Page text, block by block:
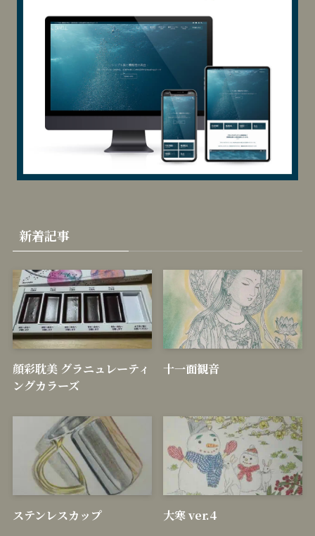
新着記事
顔彩耽美 グラニュレーティ
ングカラーズ
十一面観音
ステンレスカップ 大寒 ver.4